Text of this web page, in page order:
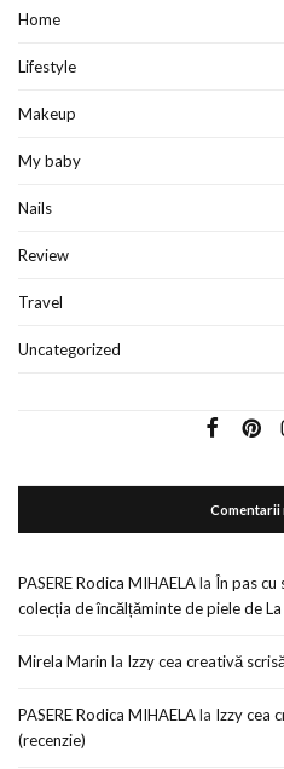
Home
Lifestyle
Makeup
My baby
Nails
Review
Travel
Uncategorized
Comentarii
PASERE Rodica MIHAELAla În pas cu
colecția de încălțăminte de piele de
Mirela Marin la Izzy cea creativă
PASERE Rodica MIHAELAla Izzy cea
(recenzie)